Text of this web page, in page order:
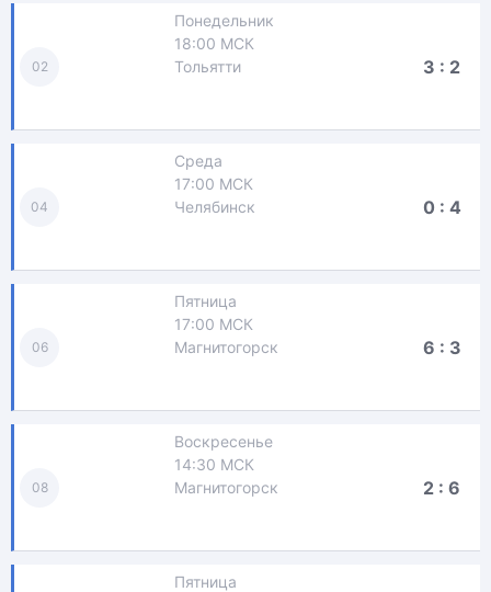
02
Понедельник
18:00 МСК
Тольятти
3 : 2
04
Среда
17:00 МСК
Челябинск
0 : 4
06
Пятница
17:00 МСК
Магнитогорск
6 : 3
08
Воскресенье
14:30 МСК
Магнитогорск
2 : 6
Пятница